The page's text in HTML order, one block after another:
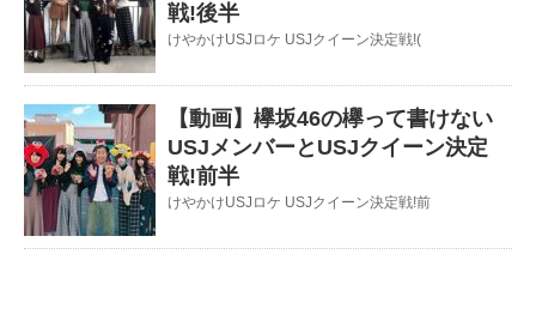
戦!後半
けやかけUSJロケ USJクイーン決定戦!(
【動画】欅坂46の欅って書けない
USJメンバーとUSJクイーン決定
戦!前半
けやかけUSJロケ USJクイーン決定戦!前